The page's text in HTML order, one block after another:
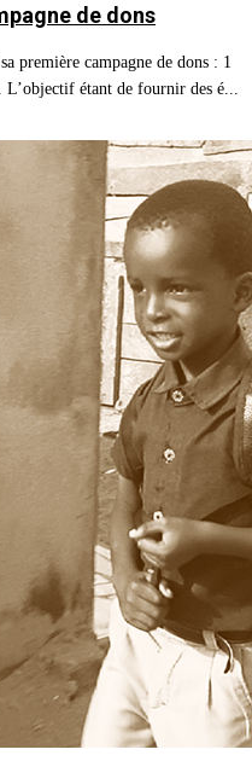
de dons
première campagne de dons : 1
L’objectif étant de fournir des é...